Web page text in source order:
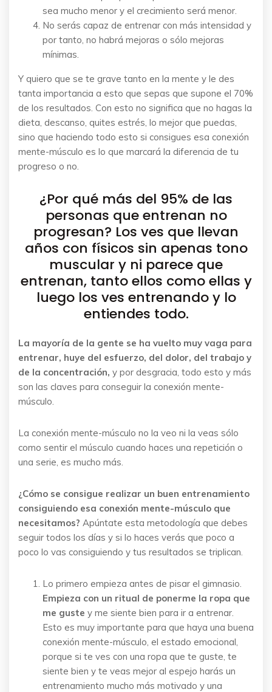
sea mucho menor y el crecimiento será menor.
No serás capaz de entrenar con más intensidad y
por tanto, no habrá mejoras o sólo mejoras
mínimas.
Y quiero que se te grave tanto en la mente y le des
tanta importancia a esto que sepas que supone el 70%
de los resultados. Con esto no significa que no hagas la
dieta, descanso, quites estrés, lo mejor que puedas,
sino que haciendo todo esto si consigues esa conexión
mente-músculo es lo que marcará la diferencia de tu
progreso o no.
¿Por qué más del 95% de las
personas que entrenan no
progresan? Los ves que llevan
años con físicos sin apenas tono
muscular y ni parece que
entrenan, tanto ellos como ellas y
luego los ves entrenando y lo
entiendes todo.
La mayoría de la gente se ha vuelto muy vaga para
entrenar, huye del esfuerzo, del dolor, del trabajo y
de la concentración, y por desgracia, todo esto y más
son las claves para conseguir la conexión mente-
músculo.
La conexión mente-músculo no la veo ni la veas sólo
como sentir el músculo cuando haces una repetición o
una serie, es mucho más.
¿Cómo se consigue realizar un buen entrenamiento
consiguiendo esa conexión mente-músculo que
necesitamos? Apúntate esta metodología que debes
seguir todos los días y si lo haces verás que poco a
poco lo vas consiguiendo y tus resultados se triplican.
Lo primero empieza antes de pisar el gimnasio.
Empieza con un ritual de ponerme la ropa que
me guste y me siente bien para ir a entrenar.
Esto es muy importante para que haya una buena
conexión mente-músculo, el estado emocional,
porque si te ves con una ropa que te guste, te
siente bien y te veas mejor al espejo harás un
entrenamiento mucho más motivado y una